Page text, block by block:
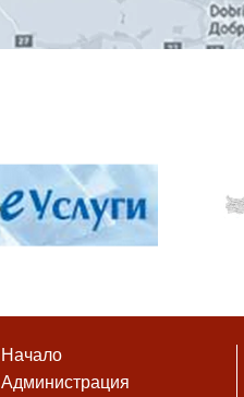
Начало
Администрация